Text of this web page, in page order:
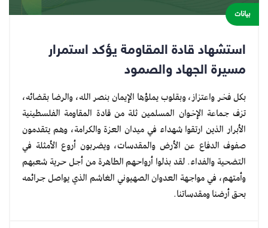
بيانات
استشهاد قادة المقاومة يؤكد استمرار
مسيرة الجهاد والصمود
بكل فخر واعتزاز، وبقلوب يملؤها الإيمان بنصر الله، والرضا بقضائه،
تزف جماعة الإخوان المسلمين ثلة من قادة المقاومة الفلسطينية
الأبرار الذين ارتقوا شهداء في ميدان العزة والكرامة، وهم يتقدمون
صفوف الدفاع عن الأرض والمقدسات، ويضربون أروع الأمثلة في
التضحية والفداء. لقد بذلوا أرواحهم الطاهرة من أجل حرية شعبهم
وأمتهم، في مواجهة العدوان الصهيوني الغاشم الذي يواصل جرائمه
بحق أرضنا ومقدساتنا.